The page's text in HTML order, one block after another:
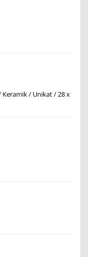
Keramik / Unikat / 28 x